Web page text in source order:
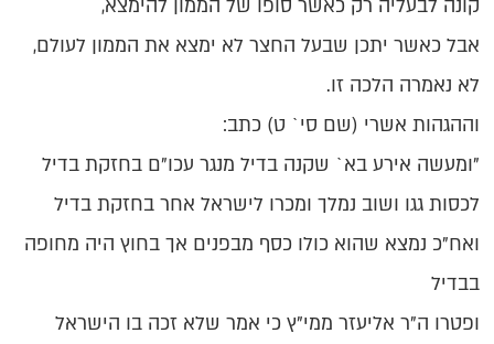
קונה לבעליה רק כאשר סופו של הממון להימצא,
אבל כאשר יתכן שבעל החצר לא ימצא את הממון לעולם,
לא נאמרה הלכה זו.
וההגהות אשרי (שם סי` ט) כתב:
"ומעשה אירע בא` שקנה בדיל מנגר עכו"ם בחזקת בדיל
לכסות גגו ושוב נמלך ומכרו לישראל אחר בחזקת בדיל
ואח"כ נמצא שהוא כולו כסף מבפנים אך בחוץ היה מחופה
בבדיל
ופטרו ה"ר אליעזר ממי"ץ כי אמר שלא זכה בו הישראל